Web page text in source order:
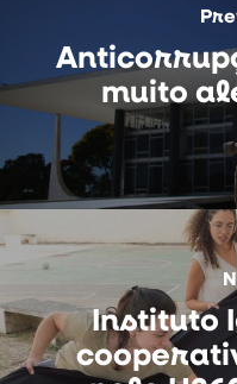
muito
Instituto